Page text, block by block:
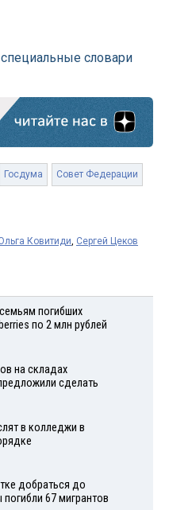
словари
Госдума Совет Федерации
Ковитиди, Сергей Цеков
погибших
по 2 млн рублей
на складах
сделать
в колледжи в
добраться до
67 мигрантов